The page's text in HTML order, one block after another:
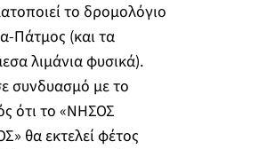
το δρομολόγιο
Πάτμος (και τα
λιμάνια φυσικά).
συνδυασμό με το
ότι το «ΝΗΣΟΣ
θα εκτελεί φέτος